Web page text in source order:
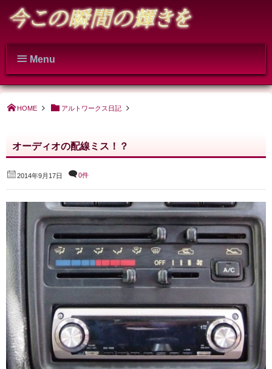
Menu
HOME アルトワークス日記
オーディオの配線ミス！？
2014年9月17日 0件